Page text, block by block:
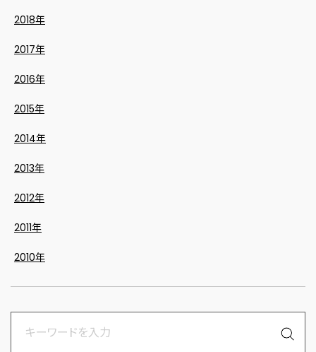
2018年
2017年
2016年
2015年
2014年
2013年
2012年
2011年
2010年